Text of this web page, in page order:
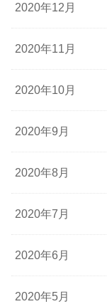
2020年12月
2020年11月
2020年10月
2020年9月
2020年8月
2020年7月
2020年6月
2020年5月